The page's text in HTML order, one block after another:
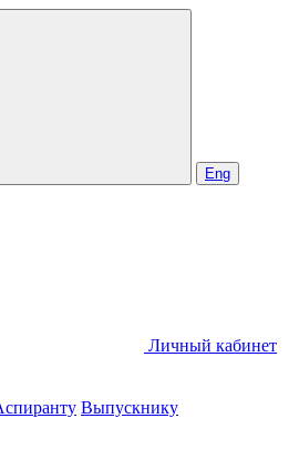
Eng
Личный кабинет
Выпускнику